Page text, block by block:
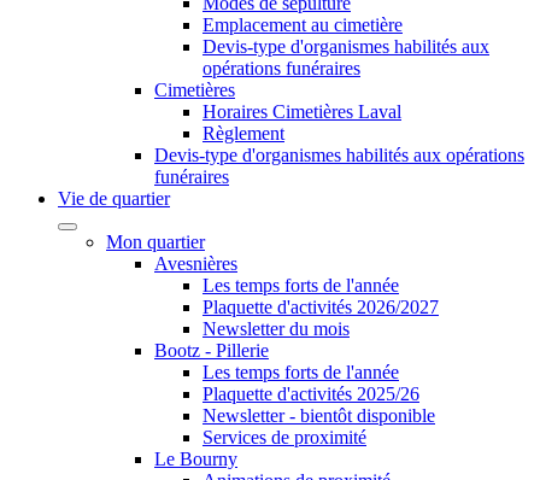
Emplacement au cimetière
Devis-type d'organismes habilités aux
opérations funéraires
Cimetières
Horaires Cimetières Laval
Règlement
Devis-type d'organismes habilités aux opérations
funéraires
Vie de quartier
Mon quartier
Avesnières
Les temps forts de l'année
Plaquette d'activités 2026/2027
Newsletter du mois
Bootz - Pillerie
Les temps forts de l'année
Plaquette d'activités 2025/26
Newsletter - bientôt disponible
Services de proximité
Le Bourny